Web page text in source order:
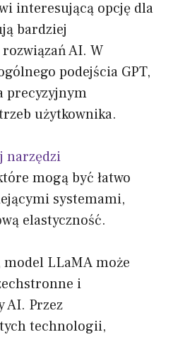
interesującą opcję dla
bardziej
AI. W
podejścia GPT,
precyzyjnym
użytkownika.
narzędzi
mogą być łatwo
systemami,
elastyczność.
model LLaMA może
i
AI. Przez
technologii,